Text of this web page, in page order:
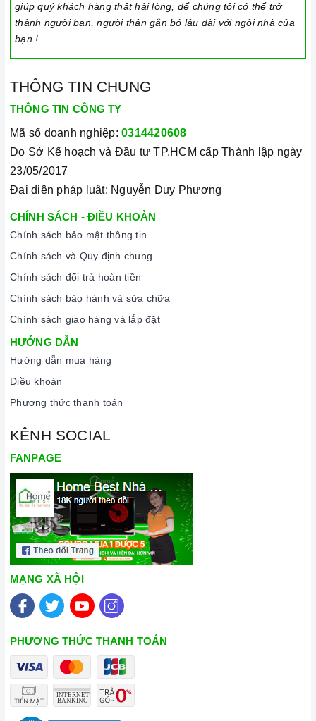
giúp quý khách hàng thật hài lòng, để chúng tôi có thể trở
thành người bạn, người thân gắn bó lâu dài với ngôi nhà của
bạn !
THÔNG TIN CHUNG
THÔNG TIN CÔNG TY
Mã số doanh nghiệp: 0314420608
Do Sở Kế hoạch và Đầu tư TP.HCM cấp Thành lập ngày
23/05/2017
Đại diện pháp luật: Nguyễn Duy Phương
CHÍNH SÁCH - ĐIỀU KHOẢN
Chính sách bảo mật thông tin
Chính sách và Quy định chung
Chính sách đổi trả hoàn tiền
Chính sách bảo hành và sửa chữa
Chính sách giao hàng và lắp đặt
HƯỚNG DẪN
Hướng dẫn mua hàng
Điều khoản
Phương thức thanh toán
KÊNH SOCIAL
FANPAGE
MẠNG XÃ HỘI
PHƯƠNG THỨC THANH TOÁN